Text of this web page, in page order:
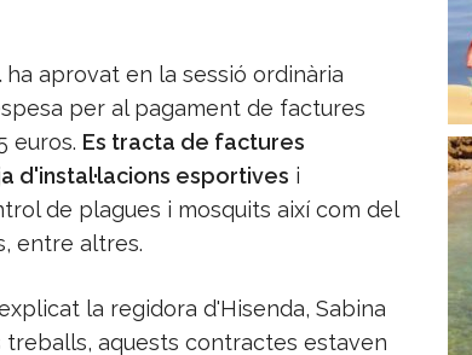
ha aprovat en la sessió ordinària
per al pagament de factures
euros. Es tracta de factures
d'instal·lacions esportives i
de plagues i mosquits així com del
entre altres.
la regidora d'Hisenda, Sabina
aquests contractes estaven